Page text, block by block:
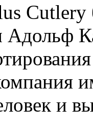
Cutlery
Адольф
и